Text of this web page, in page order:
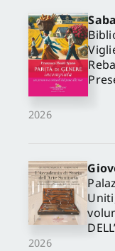
2026
2026